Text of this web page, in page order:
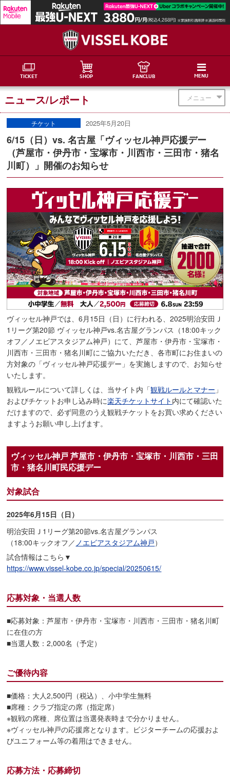
TICKET SHOP FANCLUB MENU
メニュー
ニュース/レポート
チケット 2025年5月20日
6/15（日）vs. 名古屋「ヴィッセル神戸応援デー
（芦屋市・伊丹市・宝塚市・川西市・三田市・猪名
川町）」開催のお知らせ
ヴィッセル神戸では、6月15日（日）に行われる、2025明治安田Ｊ
1リーグ第20節 ヴィッセル神戸vs.名古屋グランパス（18:00キック
オフ／ノエビアスタジアム神戸）にて、芦屋市・伊丹市・宝塚市・
川西市・三田市・猪名川町にご協力いただき、各市町にお住まいの
方対象の「ヴィッセル神戸応援デー」を実施しますので、お知らせ
いたします。
観戦ルールについて詳しくは、当サイト内「観戦ルールとマナー 」
およびチケットお申し込み時に楽天チケットサイト 内にて確認いた
だけますので、必ず同意のうえ観戦チケットをお買い求めください
ますようお願い申し上げます。
ヴィッセル神戸 芦屋市・伊丹市・宝塚市・川西市・三田
市・猪名川町民応援デー
対象試合
2025年6月15日（日）
明治安田Ｊ1リーグ第20節vs.名古屋グランパス
（18:00キックオフ／ ノエビアスタジアム神戸）
試合情報はこちら▼
https://www.vissel-kobe.co.jp/special/20250615/
応募対象・当選人数
■応募対象：芦屋市・伊丹市・宝塚市・川西市・三田市・猪名川町
に在住の方
■当選人数：2,000名（予定）
ご優待内容
■価格：大人2,500円（税込）、小中学生無料
■席種：クラブ指定の席（指定席）
※観戦の席種、席位置は当選発表時まで分かりません。
※ヴィッセル神戸の応援席となります。ビジターチームの応援およ
びユニフォーム等の着用はできません。
応募方法・応募締切